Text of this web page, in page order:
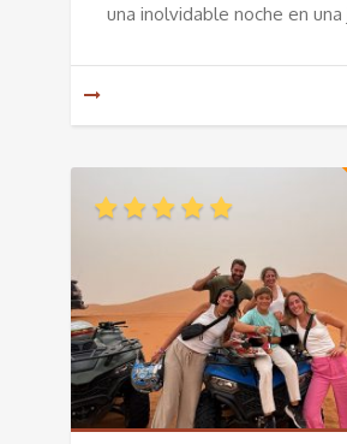
una inolvidable noche en una